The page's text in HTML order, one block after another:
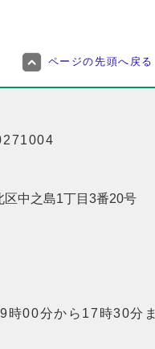
ページの先頭へ戻る
中之島1丁目3番20号
時00分から17時30分ま